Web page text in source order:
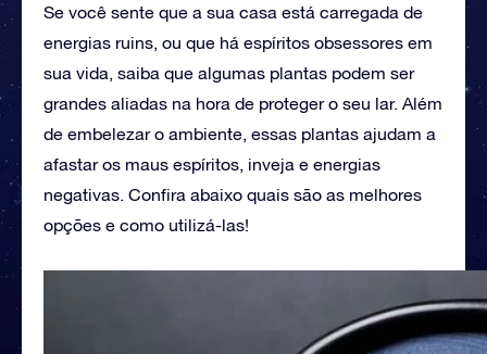
Se você sente que a sua casa está carregada de
energias ruins, ou que há espíritos obsessores em
sua vida, saiba que algumas plantas podem ser
grandes aliadas na hora de proteger o seu lar. Além
de embelezar o ambiente, essas plantas ajudam a
afastar os maus espíritos, inveja e energias
negativas. Confira abaixo quais são as melhores
opções e como utilizá-las!